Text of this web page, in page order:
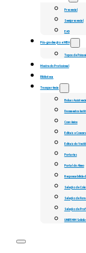
Presencial
Semipresencial
EAD
Pós-graduação e MBA
Topos de
Mestrado Profissional
Biblioteca
Transparência
Bolsas
Documentos
Convênios
Editais e
Editais do
Portarias
Portal do Aluno
Seleção de
Seleção de
Seleção de
UNIFEMM